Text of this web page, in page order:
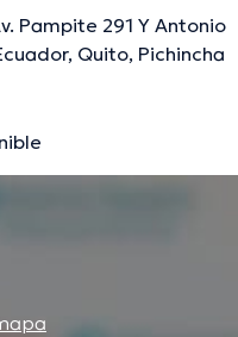
Pampite 291 Y Antonio
Quito, Pichincha